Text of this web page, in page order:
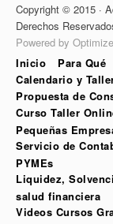
Copyright © 2015 ·
Derechos
Powered by
Inicio
Para Qué
Calendario y
Propuesta de
Curso Taller
Pequeñas
Servicio de
PYMEs
Liquidez,
salud financiera
Videos Cursos